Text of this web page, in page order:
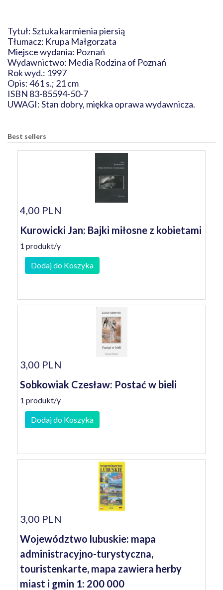
Tytuł: Sztuka karmienia piersią
Tłumacz: Krupa Małgorzata
Miejsce wydania: Poznań
Wydawnictwo: Media Rodzina of Poznań
Rok wyd.: 1997
Opis: 461 s.; 21 cm
ISBN 83-85594-50-7
UWAGI: Stan dobry, miękka oprawa wydawnicza.
Best sellers
4,00 PLN
Kurowicki Jan: Bajki miłosne z kobietami
1 produkt/y
Dodaj do Koszyka
3,00 PLN
Sobkowiak Czesław: Postać w bieli
1 produkt/y
Dodaj do Koszyka
3,00 PLN
Województwo lubuskie: mapa
administracyjno-turystyczna,
touristenkarte, mapa zawiera herby
miast i gmin 1: 200 000